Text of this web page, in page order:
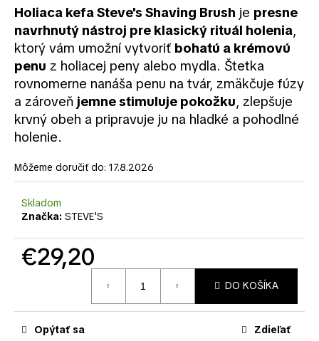
Holiaca kefa Steve's Shaving Brush je presne
navrhnutý nástroj pre klasický rituál holenia,
ktorý vám umožní vytvoriť bohatú a krémovú
penu z holiacej peny alebo mydla. Štetka
rovnomerne nanáša penu na tvár, zmäkčuje fúzy
a zároveň jemne stimuluje pokožku, zlepšuje
krvný obeh a pripravuje ju na hladké a pohodlné
holenie.
Môžeme doručiť do: 17.8.2026
Skladom
Značka: STEVE'S
€29,20
DO KOŠÍKA
Opýtať sa Zdieľať
p
o
r
ú
č
a
m
e